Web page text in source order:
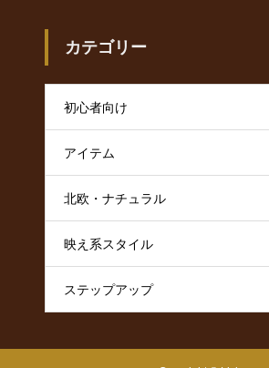
カテゴリー
初心者向け
アイテム
北欧・ナチュラル
映え系スタイル
ステップアップ